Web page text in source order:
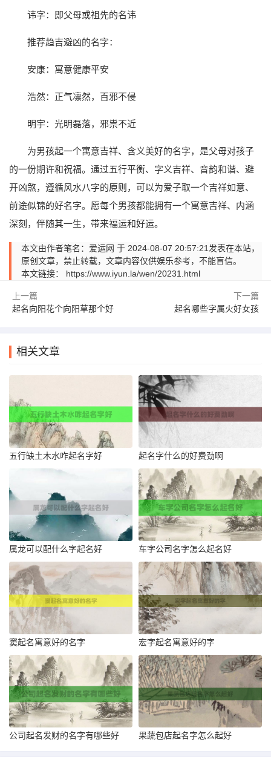
讳字：即父母或祖先的名讳
推荐趋吉避凶的名字：
安康：寓意健康平安
浩然：正气凛然，百邪不侵
明宇：光明磊落，邪祟不近
为男孩起一个寓意吉祥、含义美好的名字，是父母对孩子
的一份期许和祝福。通过五行平衡、字义吉祥、音韵和谐、避
开凶煞，遵循风水八字的原则，可以为爱子取一个吉祥如意、
前途似锦的好名字。愿每个男孩都能拥有一个寓意吉祥、内涵
深刻，伴随其一生，带来福运和好运。
本文由作者笔名：爱运网 于 2024-08-07 20:57:21发表在本站，
原创文章，禁止转载，文章内容仅供娱乐参考，不能盲信。
本文链接： https://www.iyun.la/wen/20231.html
上一篇
起名向阳花个向阳草那个好
下一篇
起名哪些字属火好女孩
相关文章
五行缺土木水咋起名字好 起名字什么的好费劲啊
属龙可以配什么字起名好 车字公司名字怎么起名好
窦起名寓意好的名字 宏字起名寓意好的字
公司起名发财的名字有哪些好 果蔬包店起名字怎么起好